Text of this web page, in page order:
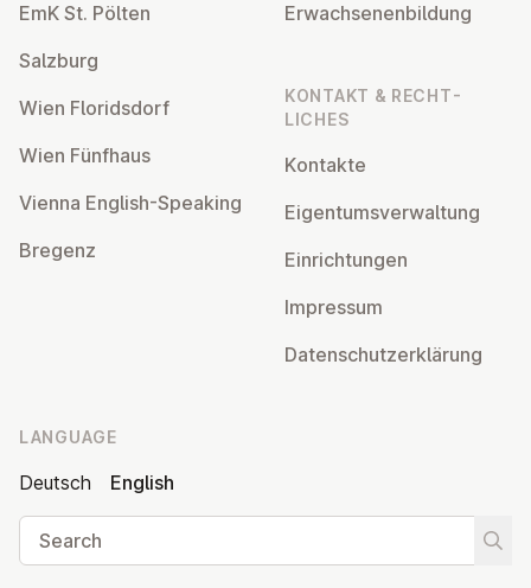
EmK St. Pölten
Salzburg
Wien Flor­idsdorf
Wien Fünfhaus
Vienna English-Speaking
Bregenz
Er­wach­sen­en­bildung
KONTAKT & RECHT­
LICHES
Kontakte
Ei­gentums­ver­wal­tung
Ein­rich­tun­gen
Impressum
Datens­chutzerklärung
LANGUAGE
Deutsch
English
Search